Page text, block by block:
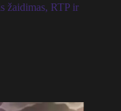
žaidimas, RTP ir